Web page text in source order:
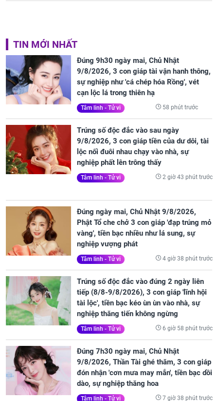
TIN MỚI NHẤT
Đúng 9h30 ngày mai, Chủ Nhật
9/8/2026, 3 con giáp tài vận hanh thông,
sự nghiệp như 'cá chép hóa Rồng', vét
cạn lộc lá trong thiên hạ
Tâm linh - Tử vi 58 phút trước
Trúng số độc đắc vào sau ngày
9/8/2026, 3 con giáp tiền của dư dôi, tài
lộc nối đuôi nhau chạy vào nhà, sự
nghiệp phất lên trông thấy
Tâm linh - Tử vi 2 giờ 43 phút trước
Đúng ngày mai, Chủ Nhật 9/8/2026,
Phật Tổ che chở 3 con giáp 'đạp trúng mỏ
vàng', tiền bạc nhiều như lá sung, sự
nghiệp vượng phát
Tâm linh - Tử vi 4 giờ 38 phút trước
Trúng số độc đắc vào đúng 2 ngày liên
tiếp (8/8-9/8/2026), 3 con giáp 'lĩnh hội
tài lộc', tiền bạc kéo ùn ùn vào nhà, sự
nghiệp thăng tiến không ngừng
Tâm linh - Tử vi 6 giờ 58 phút trước
Đúng 7h30 ngày mai, Chủ Nhật
9/8/2026, Thần Tài ghé thăm, 3 con giáp
đón nhận 'cơn mưa may mắn', tiền bạc dồi
dào, sự nghiệp thăng hoa
Tâm linh - Tử vi 7 giờ 38 phút trước